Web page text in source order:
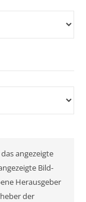
angezeigte
Bild-
Herausgeber
der